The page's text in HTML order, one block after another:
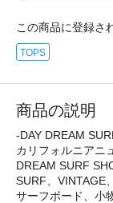
この商品に登録さ
TOPS
商品の説明
-DAY DREAM
カリフォルニアニ
DREAM SURF
SURF、VINTAGE
サーフボード、小